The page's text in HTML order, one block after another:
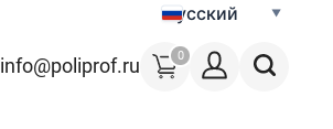
Русский
0
info@poliprof.ru